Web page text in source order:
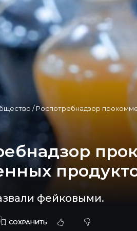
/Роспотребнадзор
фейковыми.